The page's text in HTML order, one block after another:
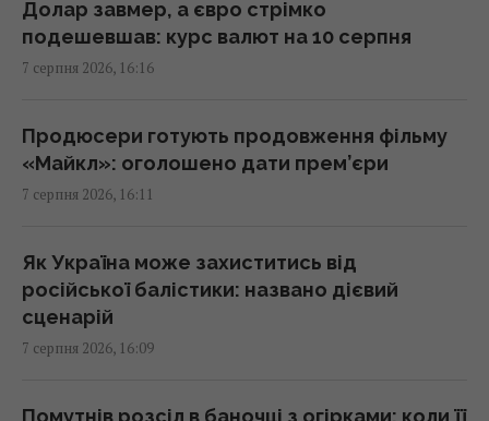
15:56 п'ятниця, 07 серпня 2026
через конфлікт з агітаторами Шарія, –
Аронець
15:51 п'ятниця, 07 серпня 2026
Деякі забуті спогади не зникають повністю,
їх можна відновити, – дослідження
15:49 п'ятниця, 07 серпня 2026
експерти розкрили неочевидний нюанс
Долар завмер, а євро стрімко
подешевшав: курс валют на 10 серпня
7 серпня 2026, 16:16
Продюсери готують продовження фільму
«Майкл»: оголошено дати прем’єри
7 серпня 2026, 16:11
Як Україна може захиститись від
російської балістики: названо дієвий
сценарій
7 серпня 2026, 16:09
Помутнів розсіл в баночці з огірками: коли її